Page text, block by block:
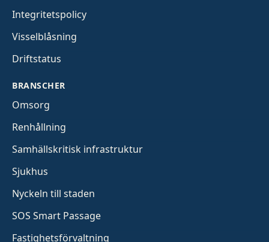
Integritetspolicy
Visselblåsning
Driftstatus
BRANSCHER
Omsorg
Renhållning
Samhällskritisk infrastruktur
Sjukhus
Nyckeln till staden
SOS Smart Passage
Fastighetsförvaltning